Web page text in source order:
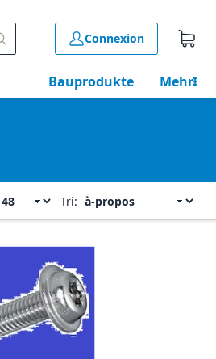
Connexion
Bauprodukte Mehr
Tri: